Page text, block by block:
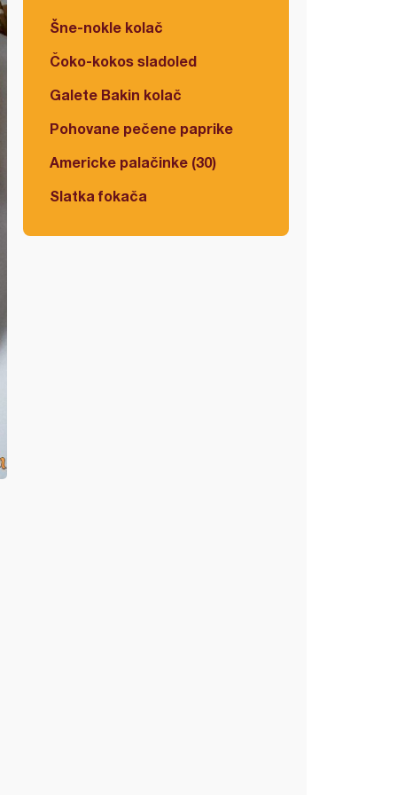
Šne-nokle kolač
Čoko-kokos sladoled
Galete Bakin kolač
Pohovane pečene paprike
Americke palačinke (30)
Slatka fokača